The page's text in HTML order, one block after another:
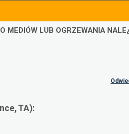
MEDIÓW LUB OGRZEWANIA
TA):